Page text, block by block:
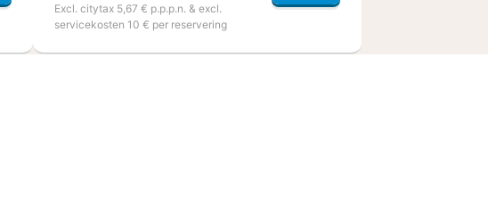
Excl. citytax 5,67 € p.p.p.n. & excl.
servicekosten 10 € per reservering